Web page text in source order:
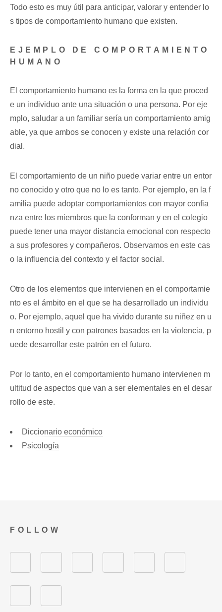
Todo esto es muy útil para anticipar, valorar y entender lo
s tipos de comportamiento humano que existen.
EJEMPLO DE COMPORTAMIENTO
HUMANO
El comportamiento humano es la forma en la que proced
e un individuo ante una situación o una persona. Por eje
mplo, saludar a un familiar sería un comportamiento amig
able, ya que ambos se conocen y existe una relación cor
dial.
El comportamiento de un niño puede variar entre un entor
no conocido y otro que no lo es tanto. Por ejemplo, en la f
amilia puede adoptar comportamientos con mayor confia
nza entre los miembros que la conforman y en el colegio
puede tener una mayor distancia emocional con respecto
a sus profesores y compañeros. Observamos en este cas
o la influencia del contexto y el factor social.
Otro de los elementos que intervienen en el comportamie
nto es el ámbito en el que se ha desarrollado un individu
o. Por ejemplo, aquel que ha vivido durante su niñez en u
n entorno hostil y con patrones basados en la violencia, p
uede desarrollar este patrón en el futuro.
Por lo tanto, en el comportamiento humano intervienen m
ultitud de aspectos que van a ser elementales en el desar
rollo de este.
Diccionario económico
Psicología
FOLLOW